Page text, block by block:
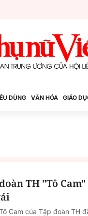
DÙNG VĂN HÓA GIÁO
TH "Tô
Cam của Tập đoàn TH